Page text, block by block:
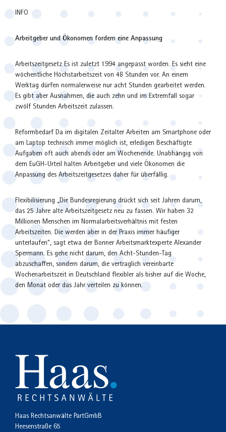
INFO
Arbeitgeber und Ökonomen fordern eine Anpassung
Arbeitszeitgesetz Es ist zuletzt 1994 angepasst worden. Es sieht eine
wöchentliche Höchstarbeitszeit von 48 Stunden vor. An einem
Werktag dürfen normalerweise nur acht Stunden gearbeitet werden.
Es gibt aber Ausnahmen, die auch zehn und im Extremfall sogar
zwölf Stunden Arbeitszeit zulassen.
Reformbedarf Da im digitalen Zeitalter Arbeiten am Smartphone oder
am Laptop technisch immer möglich ist, erledigen Beschäftigte
Aufgaben oft auch abends oder am Wochenende. Unabhängig von
dem EuGH-Urteil halten Arbeitgeber und viele Ökonomen die
Anpassung des Arbeitszeitgesetzes daher für überfällig.
Flexibilisierung „Die Bundesregierung drückt sich seit Jahren darum,
das 25 Jahre alte Arbeitszeitgesetz neu zu fassen. Wir haben 32
Millionen Menschen im Normalarbeitsverhältnis mit festen
Arbeitszeiten. Die werden aber in der Praxis immer häufiger
unterlaufen“, sagt etwa der Bonner Arbeitsmarktexperte Alexander
Spermann. Es gehe nicht darum, den Acht-Stunden-Tag
abzuschaffen, sondern darum, die vertraglich vereinbarte
Wochenarbeitszeit in Deutschland flexibler als bisher auf die Woche,
den Monat oder das Jahr verteilen zu können.
Haas Rechtsanwälte PartGmbB
Heesenstraße 65